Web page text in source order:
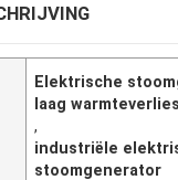
Elektrische
laag warmteverlies
,
industriële
stoomgenerator